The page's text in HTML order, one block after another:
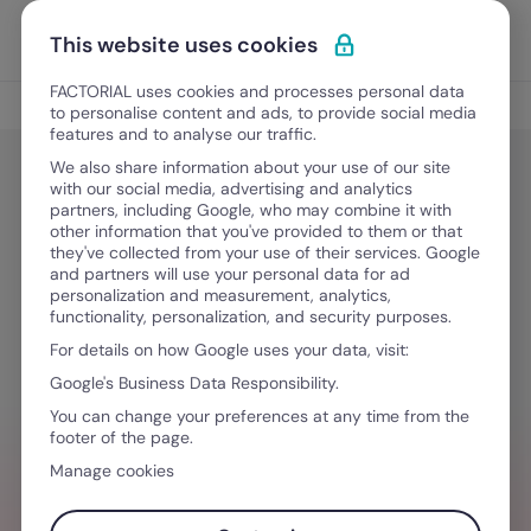
Ir para o conteúdo
Experimente Grátis
Digitalização nos RH
Digitalização nos RH
A Melhor Alternativa à Sesame HR
em Portugal
Maio 21, 2025· 6 minutos de leitura
QUER SIMPLIFICAR O SEU FLUXO DE
TRABALHO?
This website uses cookies
FACTORIAL uses cookies and processes personal data
to personalise content and ads, to provide social media
features and to analyse our traffic.
We also share information about your use of our site
with our social media, advertising and analytics
partners, including Google, who may combine it with
other information that you've provided to them or that
they've collected from your use of their services. Google
and partners will use your personal data for ad
personalization and measurement, analytics,
functionality, personalization, and security purposes.
For details on how Google uses your data, visit:
Google's Business Data Responsibility.
You can change your preferences at any time from the
footer of the page.
Manage cookies